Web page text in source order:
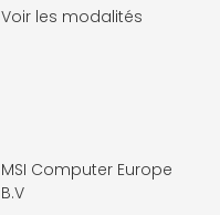
Voir les modalités
MSI Computer Europe
B.V